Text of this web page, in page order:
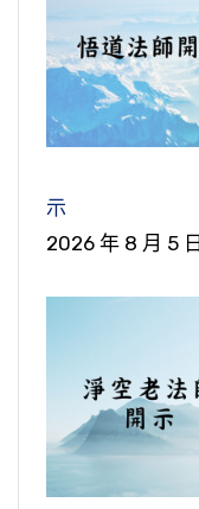
節錄自：二零一
示
2026 年 8 月 5